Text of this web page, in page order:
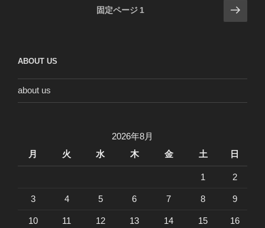
ペ
ジ
送
固定ページ 1
次
の
ABOUT US
about us
2026年8月
月
火 水 木 金 土 日
1 2
3 4 5 6 7 8 9
10 11 12 13 14 15 16